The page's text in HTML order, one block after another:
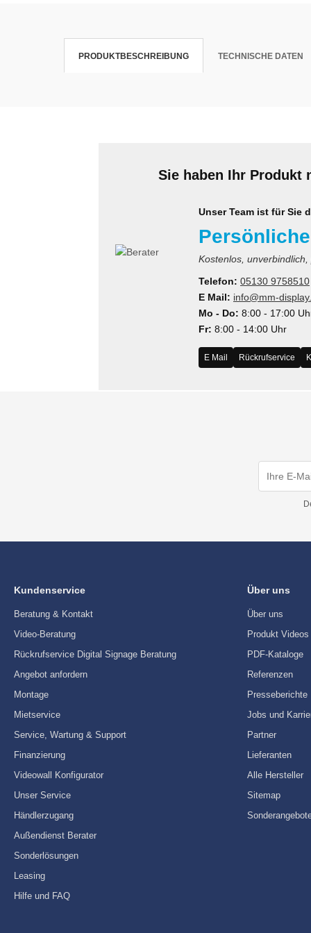
PRODUKTBESCHREIBUNG TECHNISCHE DATEN
Sie haben Ihr Produkt
Unser Team ist für Sie
Kostenlos,
Telefon: 05130 9758510
E Mail: info@mm-
Mo - Do: 8:00 - 17:00
Fr: 8:00 - 14:00 Uhr
E Mail Rückrufservice
Kundenservice
Beratung & Kontakt
Video-Beratung
Rückrufservice Digital Signage Beratung
Angebot anfordern
Montage
Mietservice
Service, Wartung & Support
Finanzierung
Videowall Konfigurator
Unser Service
Händlerzugang
Außendienst Berater
Sonderlösungen
Leasing
Hilfe und FAQ
Über uns
Über uns
Produkt Videos
PDF-Kataloge
Referenzen
Presseberichte
Jobs und
Partner
Lieferanten
Alle Hersteller
Sitemap